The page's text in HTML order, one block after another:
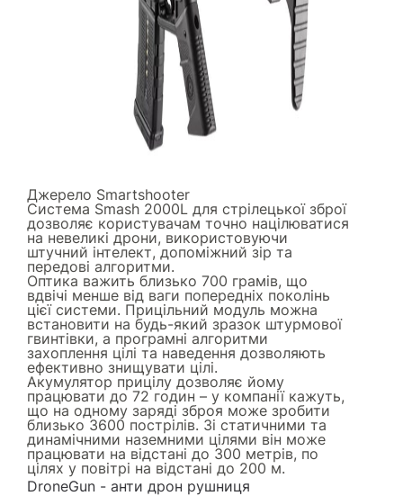
Джерело Smartshooter
Система Smash 2000L для стрілецької зброї
дозволяє користувачам точно націлюватися
на невеликі дрони, використовуючи
штучний інтелект, допоміжний зір та
передові алгоритми.
Оптика важить близько 700 грамів, що
вдвічі менше від ваги попередніх поколінь
цієї системи. Прицільний модуль можна
встановити на будь-який зразок штурмової
гвинтівки, а програмні алгоритми
захоплення цілі та наведення дозволяють
ефективно знищувати цілі.
Акумулятор прицілу дозволяє йому
працювати до 72 годин – у компанії кажуть,
що на одному заряді зброя може зробити
близько 3600 пострілів. Зі статичними та
динамічними наземними цілями він може
працювати на відстані до 300 метрів, по
цілях у повітрі на відстані до 200 м.
DroneGun - анти дрон рушниця